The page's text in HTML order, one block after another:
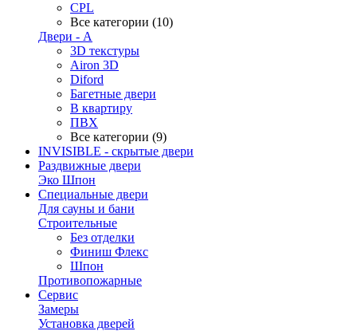
CPL
Все категории (10)
Двери - А
3D текстуры
Airon 3D
Diford
Багетные двери
В квартиру
ПВХ
Все категории (9)
INVISIBLE - скрытые двери
Раздвижные двери
Эко Шпон
Специальные двери
Для сауны и бани
Строительные
Без отделки
Финиш Флекс
Шпон
Противопожарные
Сервис
Замеры
Установка дверей